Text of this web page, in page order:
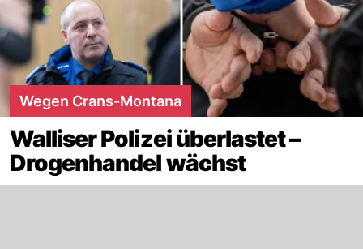
Wegen Crans-Montana
Walliser Polizei überlastet –
Drogenhandel wächst